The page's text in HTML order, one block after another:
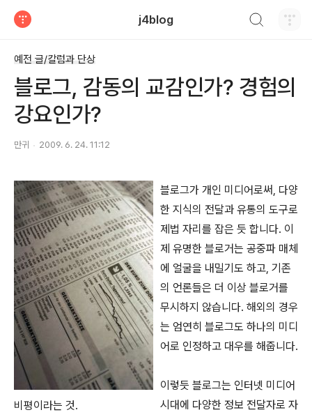
j4blog
예전 글/칼럼과 단상
블로그, 감동의 교감인가? 경험의
강요인가?
만귀 2009. 6. 24. 11:12
비평이라는 것.
블로그가 개인 미디어로써, 다양
한 지식의 전달과 유통의 도구로
제법 자리를 잡은 듯 합니다. 이
제 유명한 블로거는 공중파 매체
에 얼굴을 내밀기도 하고, 기존
의 언론들은 더 이상 블로거를
무시하지 않습니다. 해외의 경우
는 엄연히 블로그도 하나의 미디
어로 인정하고 대우를 해줍니다.
이렇듯 블로그는 인터넷 미디어
시대에 다양한 정보 전달자로 자